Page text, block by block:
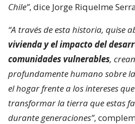
Chile”, dice Jorge Riquelme
“A través de esta historia, quise
vivienda y el impacto del
comunidades vulnerables,
profundamente humano sobre
el hogar frente a los intereses
transformar la tierra que estas
durante generaciones”,